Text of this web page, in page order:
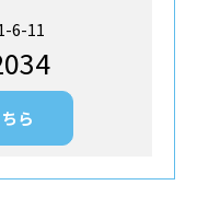
6-11
ら